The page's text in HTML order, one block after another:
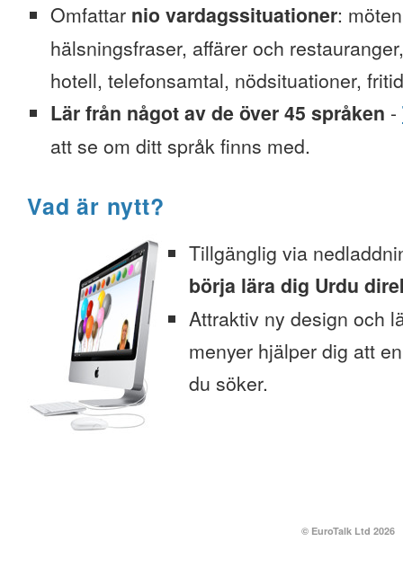
Omfattar nio vardagssituationer:
hälsningsfraser, affärer och
hotell, telefonsamtal, nödsituationer,
Lär från något av de över 45 språken -
att se om ditt språk finns med.
Vad är nytt?
Tillgänglig via
börja lära dig Urdu
Attraktiv ny design och
menyer hjälper dig att
du söker.
© EuroTalk Ltd 2026